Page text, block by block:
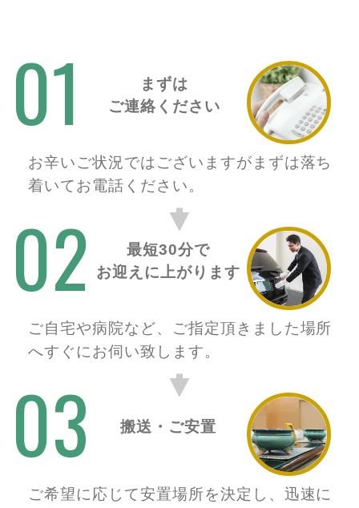
01
まずは
ご連絡ください
お辛いご状況ではございますがまずは落ち
着いてお電話ください。
02
最短30分で
お迎えに上がります
ご自宅や病院など、ご指定頂きました場所
へすぐにお伺い致します。
03 搬送・ご安置
ご希望に応じて安置場所を決定し、迅速に